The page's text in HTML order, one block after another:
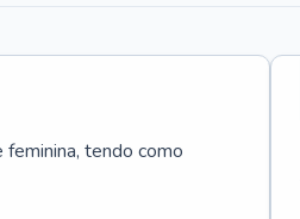
tendo como